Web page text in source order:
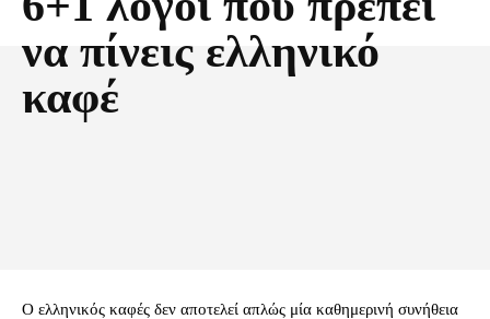
να πίνεις ελληνικό
καφέ
Ο ελληνικός καφές δεν αποτελεί απλώς μία καθημερινή συνήθεια